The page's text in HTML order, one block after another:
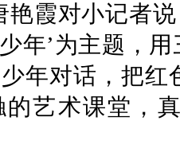
艳霞对小记者
年’为主题，
年对话，把
艺术课堂，